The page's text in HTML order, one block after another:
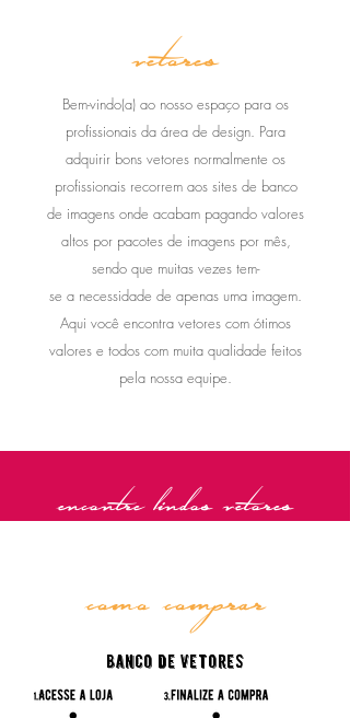
vetores
Bem-vindo(a) ao nosso espaço para os
profissionais da área de design. Para
adquirir bons vetores normalmente os
profissionais recorrem aos sites de banco
de imagens onde acabam pagando valores
altos por pacotes de imagens por mês,
sendo que muitas vezes tem-
se a necessidade de apenas uma imagem.
Aqui você encontra vetores com ótimos
valores e todos com muita qualidade feitos
pela nossa equipe.
encontre lindos vetores
como comprar
banco de vetores